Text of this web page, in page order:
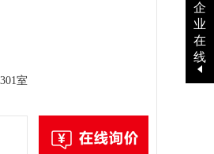
室
企
业
在
线